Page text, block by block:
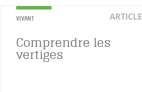
VIVANT ARTICLE
Comprendre les
vertiges